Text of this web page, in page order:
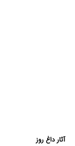
آثار داغ روز